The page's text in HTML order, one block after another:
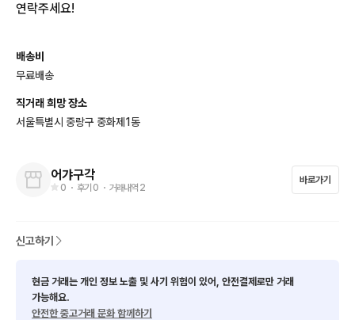
연락주세요!
배송비
무료배송
직거래 희망 장소
서울특별시 중랑구 중화제1동
어갸구각
0 ・ 후기 0 ・ 거래내역 2
바로가기
신고하기
현금 거래는 개인 정보 노출 및 사기 위험이 있어, 안전결제로만 거래
가능해요.
안전한 중고거래 문화 함께하기